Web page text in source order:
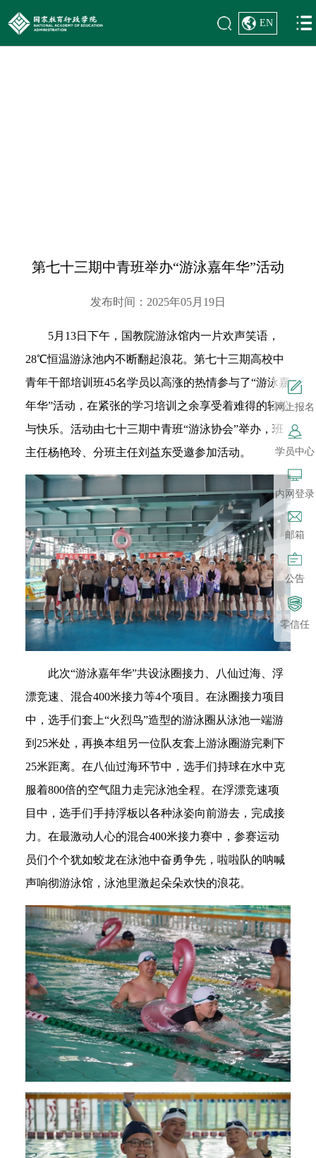
网上报名
学员中心
内网登录
邮箱
公告
零信任
EN
第七十三期中青班举办“游泳嘉年华”活动
发布时间：2025年05月19日
5月13日下午，国教院游泳馆内一片欢声笑语，
28℃恒温游泳池内不断翻起浪花。第七十三期高校中
青年干部培训班45名学员以高涨的热情参与了“游泳嘉
年华”活动，在紧张的学习培训之余享受着难得的轻松
与快乐。活动由七十三期中青班“游泳协会”举办，班
主任杨艳玲、分班主任刘益东受邀参加活动。
此次“游泳嘉年华”共设泳圈接力、八仙过海、浮
漂竞速、混合400米接力等4个项目。在泳圈接力项目
中，选手们套上“火烈鸟”造型的游泳圈从泳池一端游
到25米处，再换本组另一位队友套上游泳圈游完剩下
25米距离。在八仙过海环节中，选手们持球在水中克
服着800倍的空气阻力走完泳池全程。在浮漂竞速项
目中，选手们手持浮板以各种泳姿向前游去，完成接
力。在最激动人心的混合400米接力赛中，参赛运动
员们个个犹如蛟龙在泳池中奋勇争先，啦啦队的呐喊
声响彻游泳馆，泳池里激起朵朵欢快的浪花。